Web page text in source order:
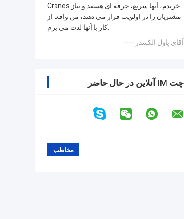
Cranes خریدم، آنها سریع، حرفه ای هستند و نیاز
مشتریان را در اولویت قرار می دهند، من واقعا از
کار با آنها لذت می برم.
—— آقای پاول الکسدر
چت IM آنلاین در حال حاضر